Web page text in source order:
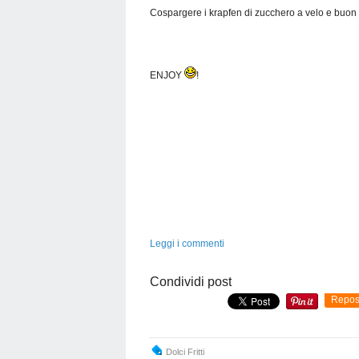
Cospargere i krapfen di zucchero a velo e
ENJOY !
Leggi i commenti
Condividi post
Dolci Fritti